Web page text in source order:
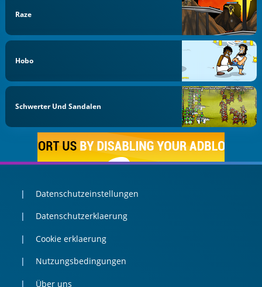
Raze
Hobo
Schwerter Und Sandalen
Datenschutzeinstellungen
Datenschutzerklaerung
Cookie erklaerung
Nutzungsbedingungen
Über uns